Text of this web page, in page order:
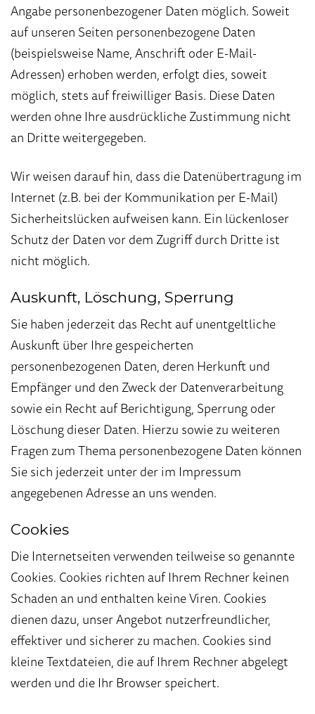
Angabe personenbezogener Daten möglich. Soweit
auf unseren Seiten personenbezogene Daten
(beispielsweise Name, Anschrift oder E-Mail-
Adressen) erhoben werden, erfolgt dies, soweit
möglich, stets auf freiwilliger Basis. Diese Daten
werden ohne Ihre ausdrückliche Zustimmung nicht
an Dritte weitergegeben.
Wir weisen darauf hin, dass die Datenübertragung im
Internet (z.B. bei der Kommunikation per E-Mail)
Sicherheitslücken aufweisen kann. Ein lückenloser
Schutz der Daten vor dem Zugriff durch Dritte ist
nicht möglich.
Auskunft, Löschung, Sperrung
Sie haben jederzeit das Recht auf unentgeltliche
Auskunft über Ihre gespeicherten
personenbezogenen Daten, deren Herkunft und
Empfänger und den Zweck der Datenverarbeitung
sowie ein Recht auf Berichtigung, Sperrung oder
Löschung dieser Daten. Hierzu sowie zu weiteren
Fragen zum Thema personenbezogene Daten können
Sie sich jederzeit unter der im Impressum
angegebenen Adresse an uns wenden.
Cookies
Die Internetseiten verwenden teilweise so genannte
Cookies. Cookies richten auf Ihrem Rechner keinen
Schaden an und enthalten keine Viren. Cookies
dienen dazu, unser Angebot nutzerfreundlicher,
effektiver und sicherer zu machen. Cookies sind
kleine Textdateien, die auf Ihrem Rechner abgelegt
werden und die Ihr Browser speichert.